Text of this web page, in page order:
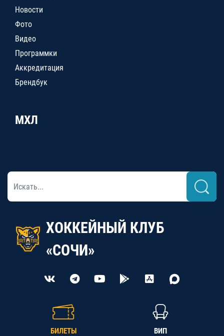
Новости
Фото
Видео
Программки
Аккредитация
Брендбук
МХЛ
ХОККЕЙНЫЙ КЛУБ
«СОЧИ»
БИЛЕТЫ ВИП